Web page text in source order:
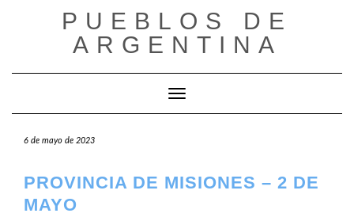
PUEBLOS DE
ARGENTINA
Cambiar modo de navegación
6 de mayo de 2023
PROVINCIA DE MISIONES – 2 DE
MAYO